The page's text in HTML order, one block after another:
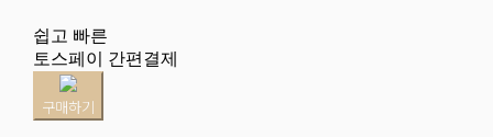
쉽고 빠른
토스페이 간편결제
구매하기